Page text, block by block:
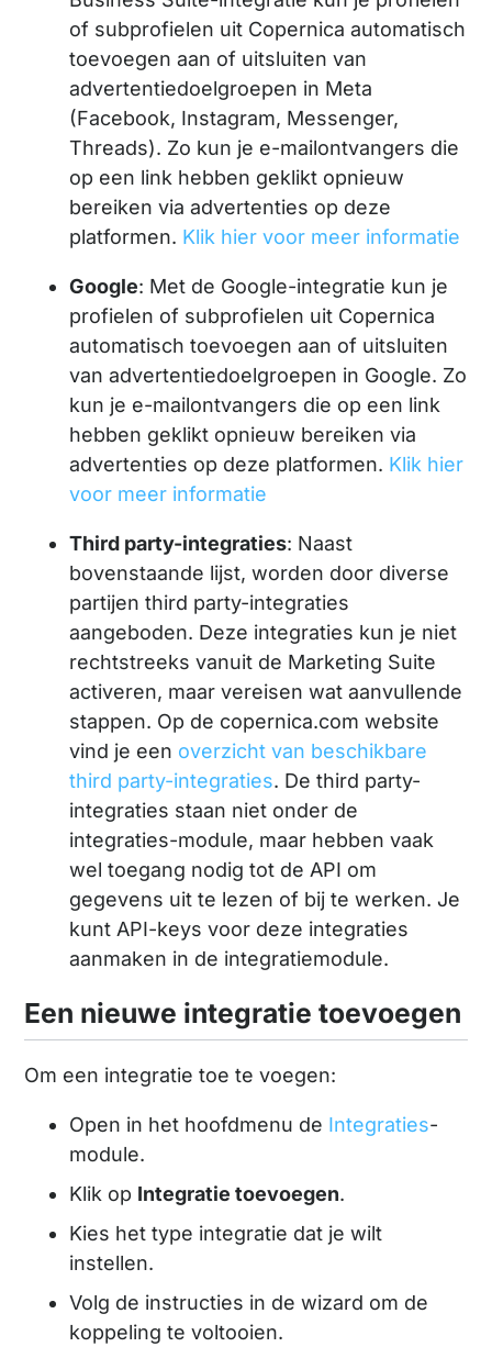
of subprofielen uit Copernica automatisch
toevoegen aan of uitsluiten van
advertentiedoelgroepen in Meta
(Facebook, Instagram, Messenger,
Threads). Zo kun je e-mailontvangers die
op een link hebben geklikt opnieuw
bereiken via advertenties op deze
platformen. Klik hier voor meer informatie
Google: Met de Google-integratie kun je
profielen of subprofielen uit Copernica
automatisch toevoegen aan of uitsluiten
van advertentiedoelgroepen in Google. Zo
kun je e-mailontvangers die op een link
hebben geklikt opnieuw bereiken via
advertenties op deze platformen. Klik hier
voor meer informatie
Third party-integraties: Naast
bovenstaande lijst, worden door diverse
partijen third party-integraties
aangeboden. Deze integraties kun je niet
rechtstreeks vanuit de Marketing Suite
activeren, maar vereisen wat aanvullende
stappen. Op de copernica.com website
vind je een overzicht van beschikbare
third party-integraties. De third party-
integraties staan niet onder de
integraties-module, maar hebben vaak
wel toegang nodig tot de API om
gegevens uit te lezen of bij te werken. Je
kunt API-keys voor deze integraties
aanmaken in de integratiemodule.
Een nieuwe integratie toevoegen
Om een integratie toe te voegen:
Open in het hoofdmenu de Integraties-
module.
Klik op Integratie toevoegen.
Kies het type integratie dat je wilt
instellen.
Volg de instructies in de wizard om de
koppeling te voltooien.